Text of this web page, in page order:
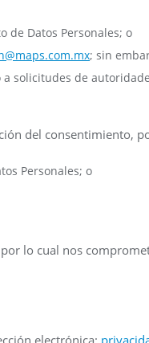
Datos Personales; o
; sin
solicitudes de
del consentimiento,
Personales; o
lo cual nos
electrónica: